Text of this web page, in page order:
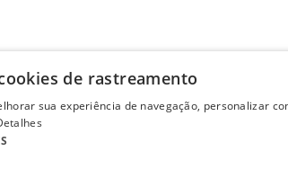
de rastreamento
sua experiência de navegação, personalizar